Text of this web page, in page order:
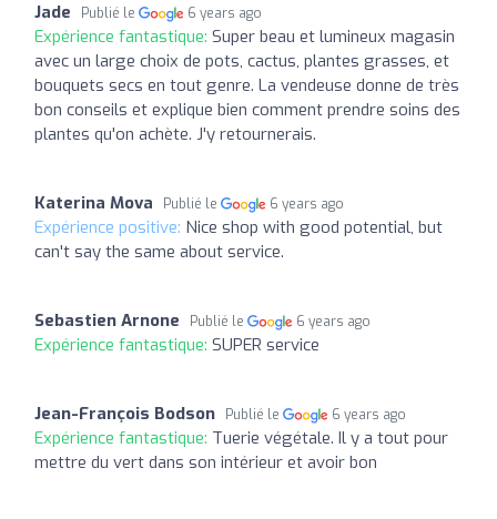
Jade Publié le 6 years ago
Expérience fantastique: Super beau et lumineux magasin
avec un large choix de pots, cactus, plantes grasses, et
bouquets secs en tout genre. La vendeuse donne de très
bon conseils et explique bien comment prendre soins des
plantes qu'on achète. J'y retournerais.
Katerina Mova Publié le 6 years ago
Expérience positive: Nice shop with good potential, but
can't say the same about service.
Sebastien Arnone Publié le 6 years ago
Expérience fantastique: SUPER service
Jean-François Bodson Publié le 6 years ago
Expérience fantastique: Tuerie végétale. Il y a tout pour
mettre du vert dans son intérieur et avoir bon